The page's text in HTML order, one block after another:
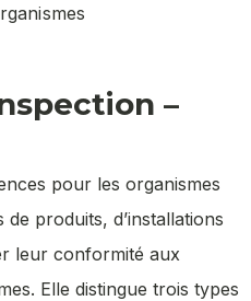
–
pour les organismes
produits, d’installations
leur conformité aux
Elle distingue trois types